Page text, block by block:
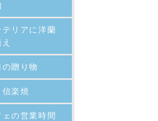
テリアに洋蘭
贈り物
楽焼
ェの営業時間